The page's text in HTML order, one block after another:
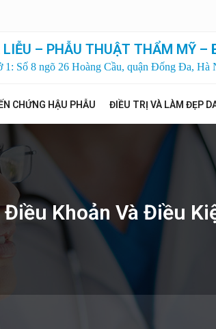
LIỄU – PHẪU THUẬT THẨM MỸ –
1: Số 8 ngõ 26 Hoàng Cầu, quận Đống Đa, Hà
CHỨNG HẬU PHẪU ĐIỀU TRỊ VÀ LÀM ĐẸP
Điều Khoản Và Điều